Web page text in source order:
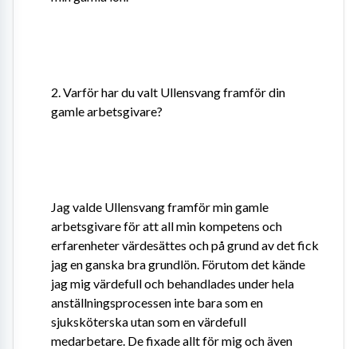
2. Varför har du valt Ullensvang framför din
gamle arbetsgivare?
Jag valde Ullensvang framför min gamle
arbetsgivare för att all min kompetens och
erfarenheter värdesättes och på grund av det fick
jag en ganska bra grundlön. Förutom det kände
jag mig värdefull och behandlades under hela
anställningsprocessen inte bara som en
sjuksköterska utan som en värdefull
medarbetare. De fixade allt för mig och även